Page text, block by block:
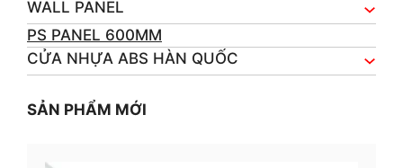
WALL PANEL
PS PANEL 600MM
CỬA NHỰA ABS HÀN QUỐC
SẢN PHẨM MỚI